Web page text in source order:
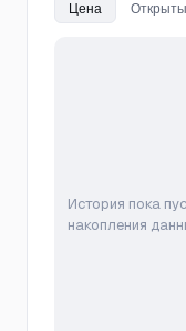
Цена
История пока
накопления